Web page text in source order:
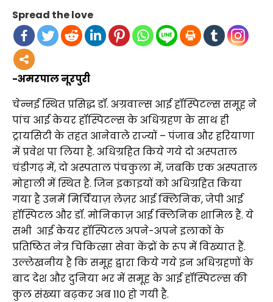
Spread the love
-अमरपाल नूरपुरी
चेन्नई स्थित प्रसिद्ध डॉ. अग्रवाल्स आई हॉस्पिटल्स समूह ने
पांच आई केयर हॉस्पिटल्स के अधिग्रहण के साथ ही
ट्रायसिटी के तहत आनेवाले राज्यों – पंजाब और हरियाणा
में प्रवेश पा लिया है. अधिग्रहित किये गये दो अस्पताल
चंडीगढ़‌ में, दो अस्पताल पंचकुला में, जबकि एक अस्पताल
मोहाली में स्थित है. जिन इकाइयों को अधिग्रहित किया
गया है उनमें मिर्चियाज़ लेज़र आई क्लिनिक, जेपी आई
हॉस्पिटल और डॉ. मोनिकाज़ आई क्लिनिक शामिल हैं. ये
सभी आई केयर हॉस्पिटल अपने-अपने इलाकों के
प्रतिष्ठित नेत्र चिकित्सा सेवा केंद्रों के रूप में विख्यात हैं.
उल्लेखनीय है कि समूह द्वारा किये गये इन अधिग्रहणों के
बाद देश और दुनिया भर में समूह के आई हॉस्पिटल्स की
कुल संख्या बढ़कर अब 110 हो गयी है.